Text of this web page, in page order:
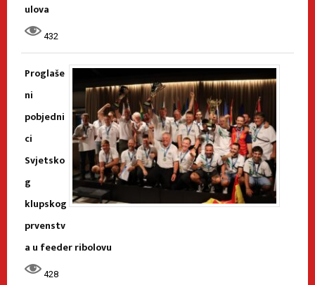
ulova
432
Proglaše
ni
pobjedni
ci
Svjetsko
g
klupskog
prvenstv
a u feeder ribolovu
428